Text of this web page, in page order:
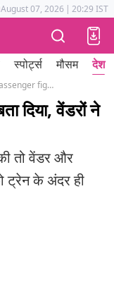
Tak Astrotak
August 07, 2026 | 20:29 IST
स्पोर्ट्स मौसम देश
Jhansi railway vendor and passenger fight in the train video viral
दिया, वेंडरों ने
तो वेंडर और
ट्रेन के अंदर ही